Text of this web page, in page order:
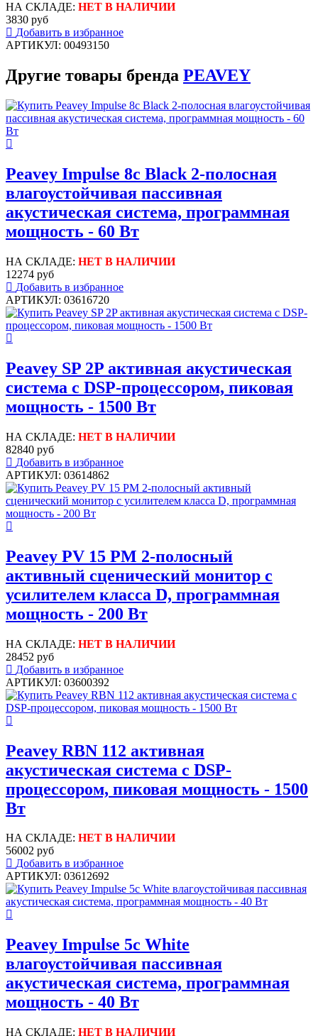
НА СКЛАДЕ: НЕТ В НАЛИЧИИ
3830 руб
Добавить в избранное
АРТИКУЛ: 00493150
Другие товары бренда PEAVEY
Peavey Impulse 8c Black 2-полосная
влагоустойчивая пассивная
акустическая система, программная
мощность - 60 Вт
НА СКЛАДЕ: НЕТ В НАЛИЧИИ
12274 руб
Добавить в избранное
АРТИКУЛ: 03616720
Peavey SP 2P активная акустическая
система с DSP-процессором, пиковая
мощность - 1500 Вт
НА СКЛАДЕ: НЕТ В НАЛИЧИИ
82840 руб
Добавить в избранное
АРТИКУЛ: 03614862
Peavey PV 15 PM 2-полосный
активный сценический монитор с
усилителем класса D, программная
мощность - 200 Вт
НА СКЛАДЕ: НЕТ В НАЛИЧИИ
28452 руб
Добавить в избранное
АРТИКУЛ: 03600392
Peavey RBN 112 активная
акустическая система с DSP-
процессором, пиковая мощность - 1500
Вт
НА СКЛАДЕ: НЕТ В НАЛИЧИИ
56002 руб
Добавить в избранное
АРТИКУЛ: 03612692
Peavey Impulse 5c White
влагоустойчивая пассивная
акустическая система, программная
мощность - 40 Вт
НА СКЛАДЕ: НЕТ В НАЛИЧИИ